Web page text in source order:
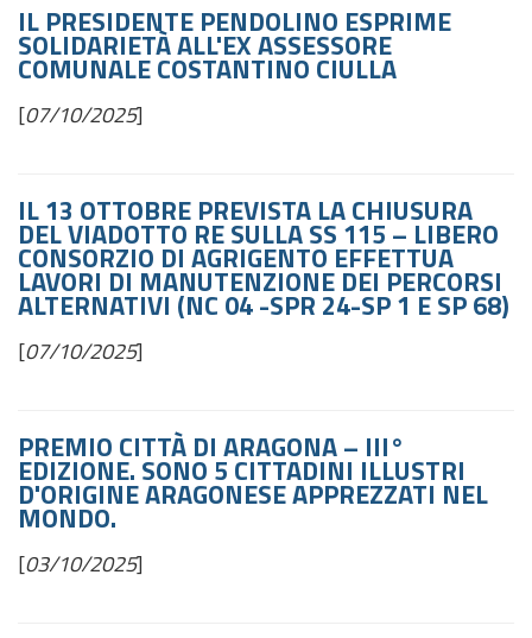
IL PRESIDENTE PENDOLINO ESPRIME
SOLIDARIETÀ ALL'EX ASSESSORE
COMUNALE COSTANTINO CIULLA
[07/10/2025]
IL 13 OTTOBRE PREVISTA LA CHIUSURA
DEL VIADOTTO RE SULLA SS 115 – LIBERO
CONSORZIO DI AGRIGENTO EFFETTUA
LAVORI DI MANUTENZIONE DEI PERCORSI
ALTERNATIVI (NC 04 -SPR 24-SP 1 E SP 68)
[07/10/2025]
PREMIO CITTÀ DI ARAGONA – III°
EDIZIONE. SONO 5 CITTADINI ILLUSTRI
D'ORIGINE ARAGONESE APPREZZATI NEL
MONDO.
[03/10/2025]